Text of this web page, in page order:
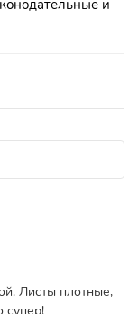
и
Листы плотные,
супер!